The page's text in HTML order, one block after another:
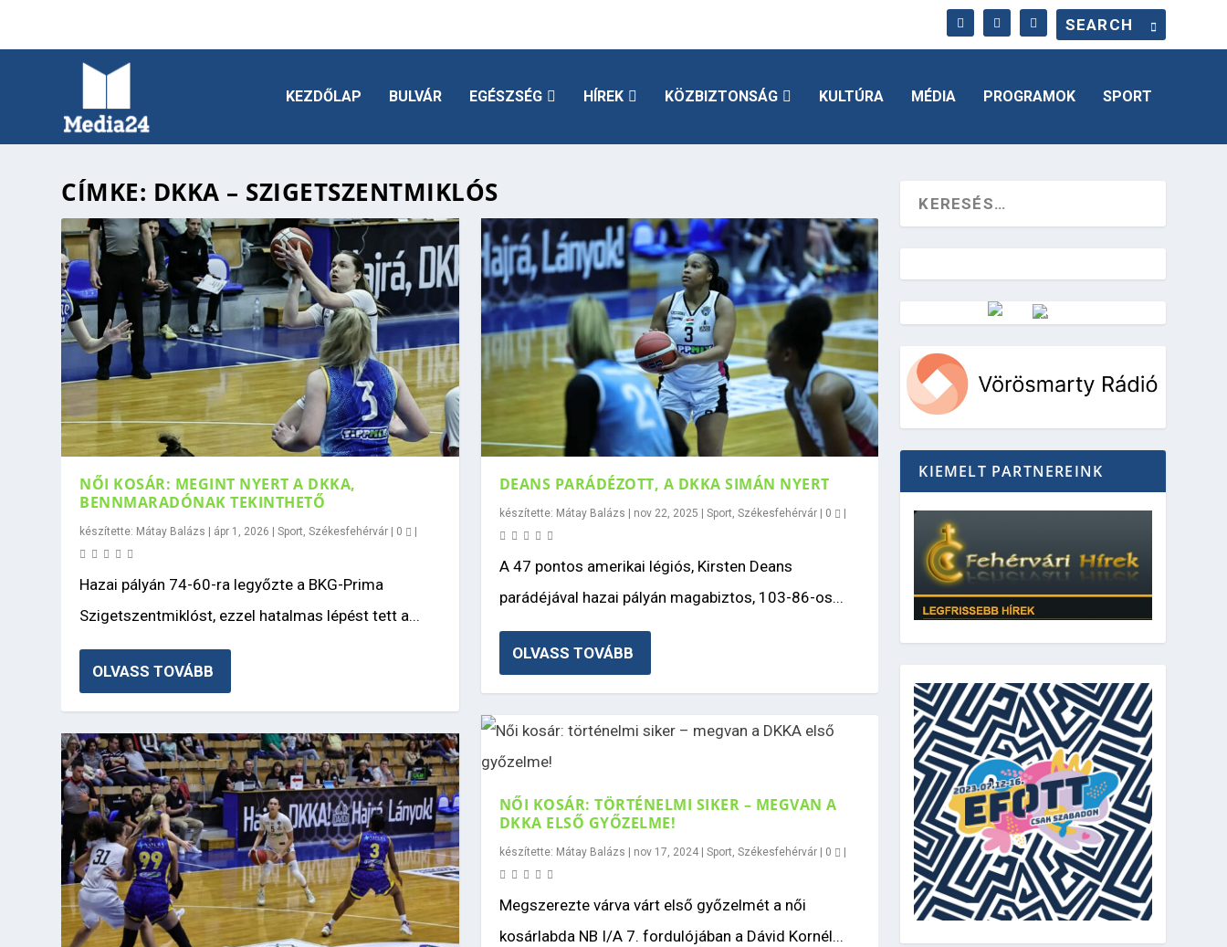
KEZDŐLAP BULVÁR EGÉSZSÉG HÍREK KÖZBIZTONSÁG KULTÚRA MÉDIA PROGRAMOK SPORT
CÍMKE: DKKA – SZIGETSZENTMIKLÓS
NŐI KOSÁR: MEGINT NYERT A DKKA,
BENNMARADÓNAK TEKINTHETŐ
készítette: Mátay Balázs ápr 1, 2026 |Sport,Székesfehérvár 0
Hazai pályán 74-60-ra legyőzte a BKG-Prima
Szigetszentmiklóst, ezzel hatalmas lépést tett a...
OLVASS TOVÁBB
DEANS PARÁDÉZOTT, A DKKA SIMÁN NYERT
készítette: Mátay Balázs nov 22, 2025 Sport, Székesfehérvár| 0
A 47 pontos amerikai légiós, Kirsten Deans
parádéjával hazai pályán magabiztos, 103-86-os...
OLVASS TOVÁBB
NŐI KOSÁR: TÖRTÉNELMI SIKER – MEGVAN A
DKKA ELSŐ GYŐZELME!
készítette: Mátay Balázs nov 17, 2024| Sport, Székesfehérvár| 0
Megszerezte várva várt első győzelmét a női
kosárlabda NB I/A 7. fordulójában a Dávid Kornél...
Vörösmarty Rádió
KIEMELT PARTNEREINK